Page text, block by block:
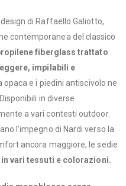
di Raffaello Galiotto,
contemporanea del classico
fiberglass trattato
leggere, impilabili e
opaca e i piedini antiscivolo ne
in diverse
a vari contesti outdoor.
l'impegno di Nardi verso la
ancora maggiore, le sedie
vari tessuti e colorazioni.